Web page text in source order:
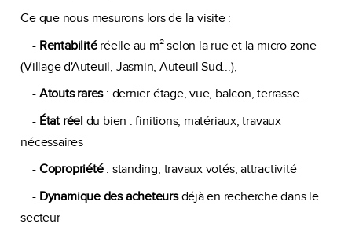
Ce que nous mesurons lors de la visite :
- Rentabilité réelle au m² selon la rue et la micro zone
(Village d'Auteuil, Jasmin, Auteuil Sud...),
- Atouts rares: dernier étage, vue, balcon, terrasse...
- État réel du bien : finitions, matériaux, travaux
nécessaires
- Copropriété : standing, travaux votés, attractivité
- Dynamique des acheteursdéjà en recherche dans le
secteur